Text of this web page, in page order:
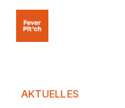
AKTUELLES